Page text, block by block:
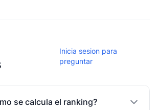
Inicia sesion para
preguntar
se calcula el ranking?